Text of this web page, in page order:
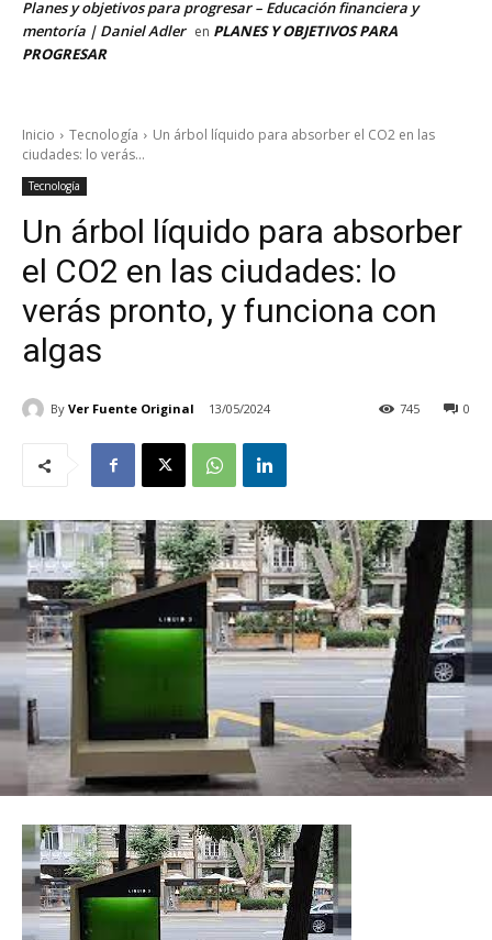
Planes y objetivos para progresar – Educación financiera y
mentoría | Daniel Adler en PLANES Y OBJETIVOS PARA
PROGRESAR